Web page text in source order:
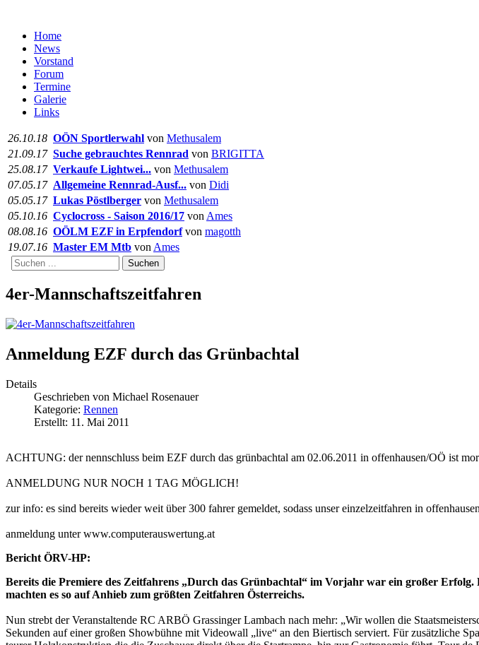
Home
News
Vorstand
Forum
Termine
Galerie
Links
26.10.18 OÖN Sportlerwahl von Methusalem
21.09.17 Suche gebrauchtes Rennrad von BRIGITTA
25.08.17 Verkaufe Lightwei... von Methusalem
07.05.17 Allgemeine Rennrad-Ausf... von Didi
05.05.17 Lukas Pöstlberger von Methusalem
05.10.16 Cyclocross - Saison 2016/17 von Ames
08.08.16 OÖLM EZF in Erpfendorfvon magotth
19.07.16 Master EM Mtb von Ames
Suchen
4er-Mannschaftszeitfahren
Anmeldung EZF durch das Grünbachtal
Details
Geschrieben von Michael Rosenauer
Kategorie: Rennen
Erstellt: 11. Mai 2011
ACHTUNG: der nennschluss beim EZF durch das grünbachtal am 02.06.2011 in offenhausen/OÖ ist
ANMELDUNG NUR NOCH 1 TAG MÖGLICH!
zur info: es sind bereits wieder weit über 300 fahrer gemeldet, sodass unser einzelzeitfahren in
anmeldung unterwww.computerauswertung.at
Bericht ÖRV-HP:
Bereits die Premiere des Zeitfahrens „Durch das Grünbachtal“ im Vorjahr war ein großer
machten es so auf Anhieb zum größten Zeitfahren Österreichs.
Nun strebt der Veranstaltende RC ARBÖ Grassinger Lambach nach mehr: „Wir wollen die
Sekunden auf einer großen Showbühne mit Videowall „live“ an den Biertisch serviert. Für zusätzliche